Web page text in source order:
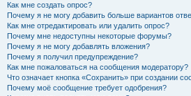
Как мне создать опрос?
Почему я не могу добавить больше вариантов
Как мне отредактировать или удалить опрос?
Почему мне недоступны некоторые форумы?
Почему я не могу добавлять вложения?
Почему я получил предупреждение?
Как мне пожаловаться на сообщения модератору?
Что означает кнопка «Сохранить» при создании
Почему моё сообщение требует одобрения?